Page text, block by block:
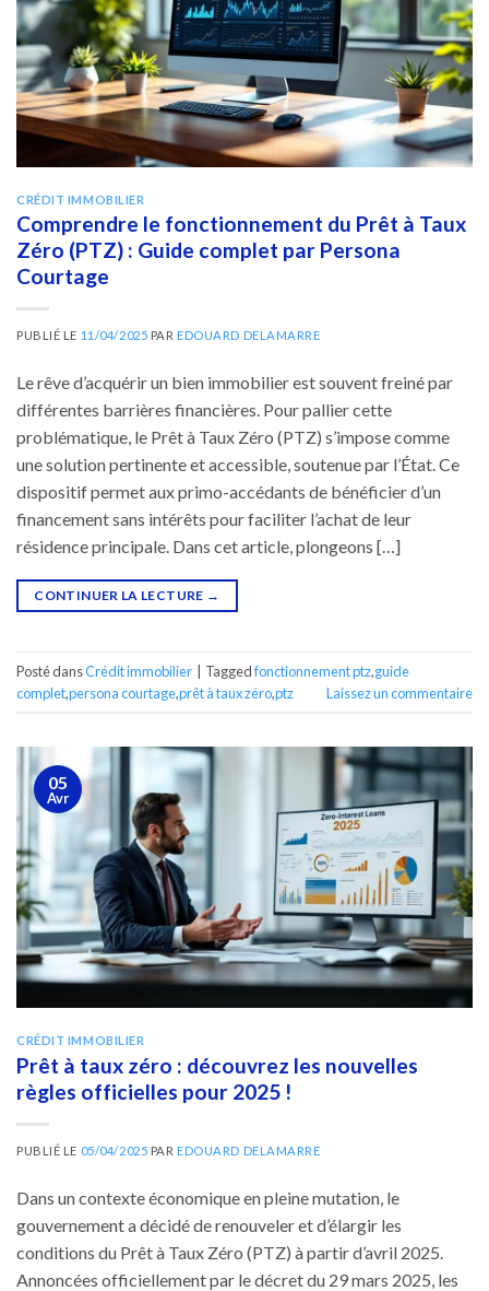
CRÉDIT IMMOBILIER
Comprendre le fonctionnement du Prêt à Taux
Zéro (PTZ) : Guide complet par Persona
Courtage
PUBLIÉ LE 11/04/2025 PAR EDOUARD DELAMARRE
Le rêve d’acquérir un bien immobilier est souvent freiné par
différentes barrières financières. Pour pallier cette
problématique, le Prêt à Taux Zéro (PTZ) s’impose comme
une solution pertinente et accessible, soutenue par l’État. Ce
dispositif permet aux primo-accédants de bénéficier d’un
financement sans intérêts pour faciliter l’achat de leur
résidence principale. Dans cet article, plongeons […]
CONTINUER LA LECTURE →
Posté dansCrédit immobilier | Taggedfonctionnement ptz,guide
complet,persona courtage,prêt à taux zéro,ptz Laissez un commentaire
05
Avr
CRÉDIT IMMOBILIER
Prêt à taux zéro : découvrez les nouvelles
règles officielles pour 2025 !
PUBLIÉ LE 05/04/2025 PAR EDOUARD DELAMARRE
Dans un contexte économique en pleine mutation, le
gouvernement a décidé de renouveler et d’élargir les
conditions du Prêt à Taux Zéro (PTZ) à partir d’avril 2025.
Annoncées officiellement par le décret du 29 mars 2025, les